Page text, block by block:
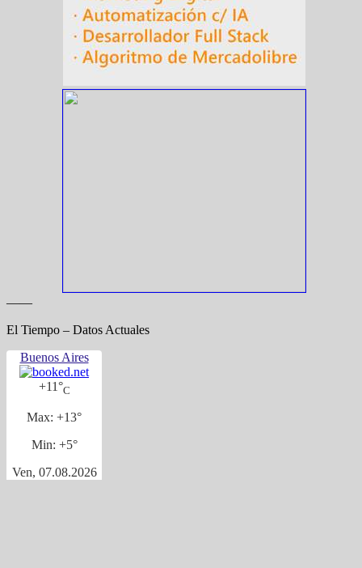
——
El Tiempo – Datos Actuales
Buenos Aires
+11°C
Max: +13°
Min: +5°
Ven, 07.08.2026